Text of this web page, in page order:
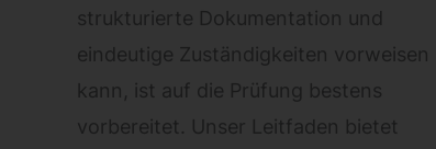
strukturierte Dokumentation und
eindeutige Zuständigkeiten vorweisen
kann, ist auf die Prüfung bestens
vorbereitet. Unser Leitfaden bietet